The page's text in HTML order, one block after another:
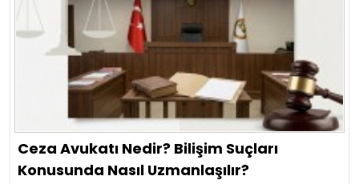
Ceza Avukatı Nedir? Bilişim Suçları
Konusunda Nasıl Uzmanlaşılır?